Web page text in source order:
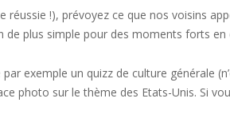
!), prévoyez ce que nos voisins
de plus simple pour des moments forts
exemple un quizz de culture générale
photo sur le thème des Etats-Unis. Si